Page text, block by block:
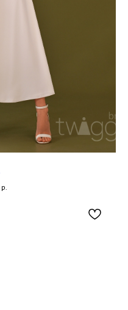
р.